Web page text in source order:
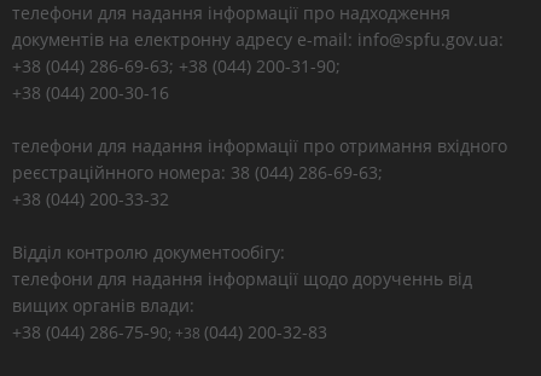
телефони для надання інформації про надходження
документів на електронну адресу e-mail: info@spfu.gov.ua:
+38 (044) 286-69-63; +38 (044) 200-31-90;
+38 (044) 200-30-16
телефони для надання інформації про отримання вхідного
реєстраційнного номера: 38 (044) 286-69-63;
+38 (044) 200-33-32
Відділ контролю документообігу:
телефони для надання інформації щодо дорученнь від
вищих органів влади:
+38 (044) 286-75-90; +38 (044) 200-32-83